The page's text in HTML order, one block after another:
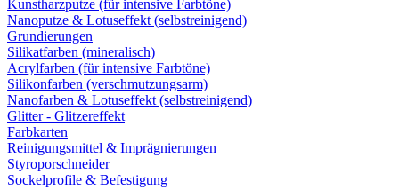
Kunstharzputze (für intensive Farbtöne)
Nanoputze & Lotuseffekt (selbstreinigend)
Grundierungen
Silikatfarben (mineralisch)
Acrylfarben (für intensive Farbtöne)
Silikonfarben (verschmutzungsarm)
Nanofarben & Lotuseffekt (selbstreinigend)
Glitter - Glitzereffekt
Farbkarten
Reinigungsmittel & Imprägnierungen
Styroporschneider
Sockelprofile & Befestigung